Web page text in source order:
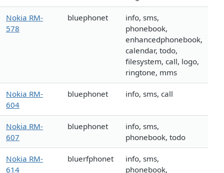
Nokia RM-
578
bluephonet
info, sms,
phonebook,
enhancedphonebook,
calendar, todo,
filesystem, call, logo,
ringtone, mms
Nokia RM-
604
bluephonet info, sms, call
Nokia RM-
607
bluephonet
info, sms,
phonebook, todo
Nokia RM-
614
bluerfphonet
info, sms,
phonebook,